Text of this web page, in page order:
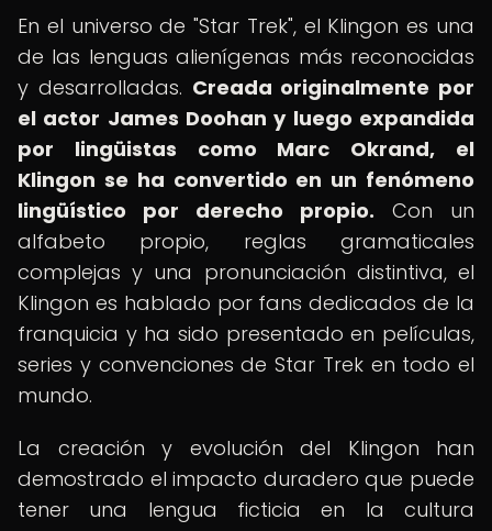
En el universo de "Star Trek", el Klingon es una
de las lenguas alienígenas más reconocidas
y desarrolladas. Creada originalmente por
el actor James Doohan y luego expandida
por lingüistas como Marc Okrand, el
Klingon se ha convertido en un fenómeno
lingüístico por derecho propio. Con un
alfabeto propio, reglas gramaticales
complejas y una pronunciación distintiva, el
Klingon es hablado por fans dedicados de la
franquicia y ha sido presentado en películas,
series y convenciones de Star Trek en todo el
mundo.
La creación y evolución del Klingon han
demostrado el impacto duradero que puede
tener una lengua ficticia en la cultura